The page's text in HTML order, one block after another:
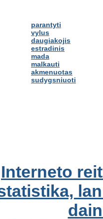
parantyti
vylus
daugiakojis
estradinis
mada
malkauti
akmenuotas
sudygsniuoti